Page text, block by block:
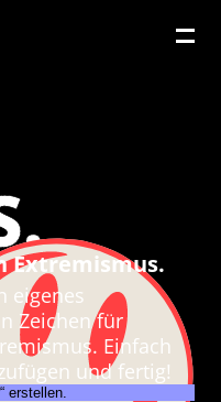
Extremismus.
eigenes
Zeichen für
Einfach
und fertig!
erstellen.